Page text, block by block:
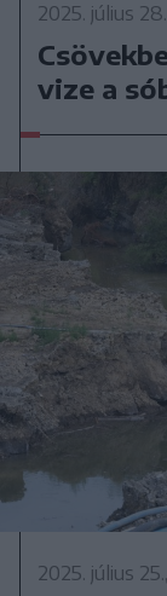
2025. július
vize a
2025. július